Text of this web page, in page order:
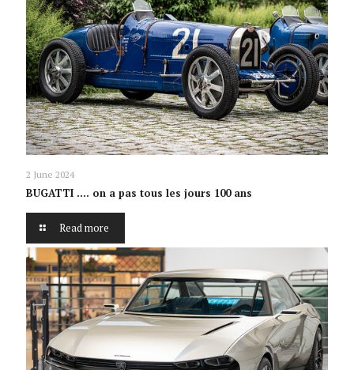
2 June 2024
BUGATTI …. on a pas tous les jours 100 ans
Read more